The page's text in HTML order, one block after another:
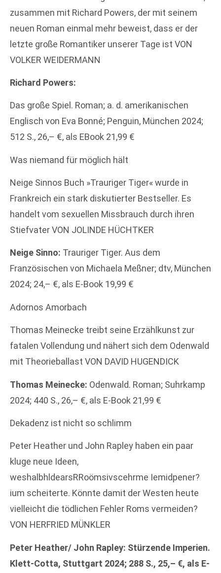
zusammen mit Richard Powers, der mit seinem
neuen Roman einmal mehr beweist, dass er der
letzte große Romantiker unserer Tage ist VON
VOLKER WEIDERMANN
Richard Powers:
Das große Spiel. Roman; a. d. amerikanischen
Englisch von Eva Bonné; Penguin, München 2024;
512 S., 26,– €, als E­Book 21,99 €
Was niemand für möglich hält
Neige Sinnos Buch »Trauriger Tiger« wurde in
Frankreich ein stark diskutierter Bestseller. Es
handelt vom sexuellen Missbrauch durch ihren
Stiefvater VON JOLINDE HÜCHTKER
Neige Sinno: Trauriger Tiger. Aus dem
Französischen von Michaela Meßner; dtv, München
2024; 24,– €, als E-Book 19,99 €
Adornos Amorbach
Thomas Meinecke treibt seine Erzählkunst zur
fatalen Vollendung und nähert sich dem Odenwald
mit Theorieballast VON DAVID HUGENDICK
Thomas Meinecke: Odenwald. Roman; Suhrkamp
2024; 440 S., 26,– €, als E-Book 21,99 €
Dekadenz ist nicht so schlimm
Peter Heather und John Rapley haben ein paar
kluge neue Ideen,
weshalbhldearsRRoömsivscehrme Iemidpener?
ium scheiterte. Könnte damit der Westen heute
vielleicht die tödlichen Fehler Roms vermeiden?
VON HERFRIED MÜNKLER
Peter Heather/ John Rapley: Stürzende Imperien.
Klett-Cotta, Stuttgart 2024; 288 S., 25,– €, als E-